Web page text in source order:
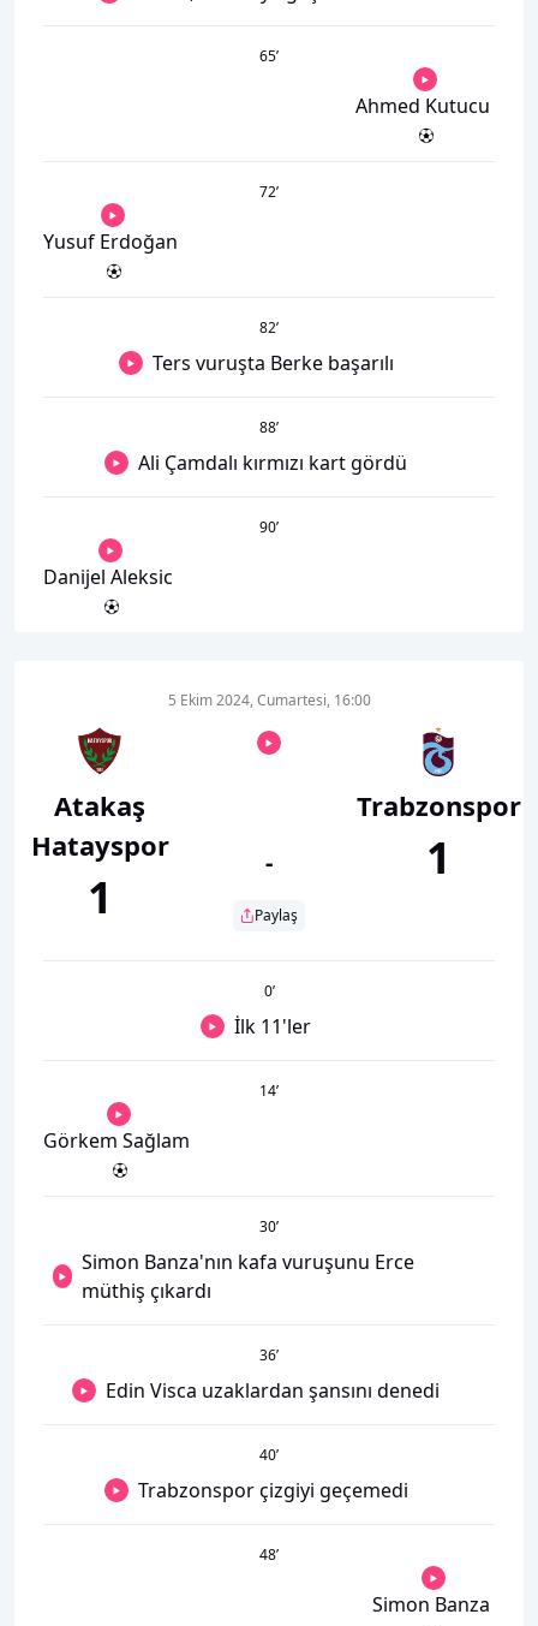
65’
Ahmed Kutucu
72’
Yusuf Erdoğan
82’
Ters vuruşta Berke başarılı
88’
Ali Çamdalı kırmızı kart gördü
90’
Danijel Aleksic
Atakaş
Hatayspor
1
5 Ekim 2024, Cumartesi, 16:00
-
Paylaş
Trabzonspor
1
0’
İlk 11'ler
14’
Görkem Sağlam
30’
Simon Banza'nın kafa vuruşunu Erce
müthiş çıkardı
36’
Edin Visca uzaklardan şansını denedi
40’
Trabzonspor çizgiyi geçemedi
48’
Simon Banza